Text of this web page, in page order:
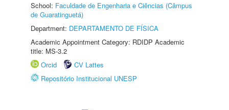
School: Faculdade de Engenharia e Ciências (Câmpus
de Guaratinguetá)
Department: DEPARTAMENTO DE FÍSICA
Academic Appointment Category: RDIDP Academic
title: MS-3.2
Orcid
CV Lattes
Repositório Institucional UNESP